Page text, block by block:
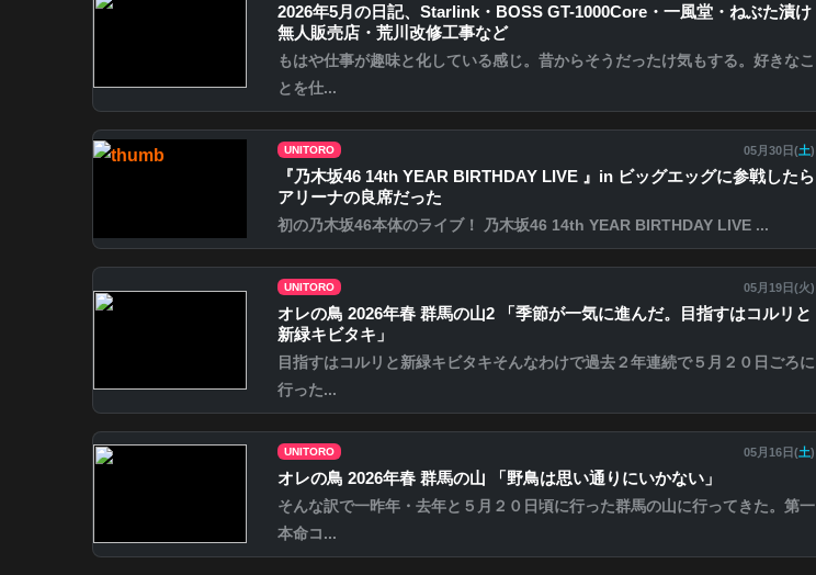
2026年5月の日記、Starlink・BOSS GT-1000Core・一風堂・ねぶた漬け
無人販売店・荒川改修工事など
もはや仕事が趣味と化している感じ。昔からそうだったけ気もする。好きなこ
とを仕...
UNITORO 05月30日(土)
『乃⽊坂46 14th YEAR BIRTHDAY LIVE 』in ビッグエッグに参戦したら
アリーナの良席だった
初の乃木坂46本体のライブ！ 乃木坂46 14th YEAR BIRTHDAY LIVE ...
UNITORO 05月19日(火)
オレの鳥 2026年春 群馬の山2 「季節が一気に進んだ。目指すはコルリと
新緑キビタキ」
目指すはコルリと新緑キビタキそんなわけで過去２年連続で５月２０日ごろに
行った...
UNITORO 05月16日(土)
オレの鳥 2026年春 群馬の山 「野鳥は思い通りにいかない」
そんな訳で一昨年・去年と５月２０日頃に行った群馬の山に行ってきた。第一
本命コ...